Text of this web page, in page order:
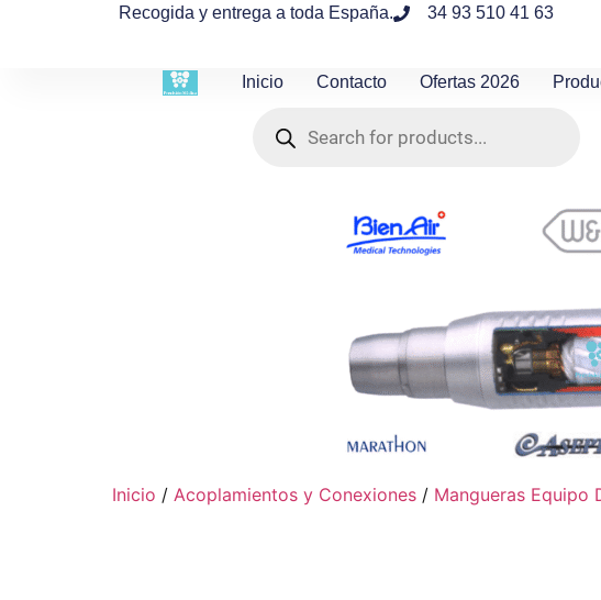
Recogida y entrega a toda España. 34 93 510 41 63
Inicio Contacto Ofertas 2026
Inicio / Acoplamientos y Conexiones / Mangueras Equipo